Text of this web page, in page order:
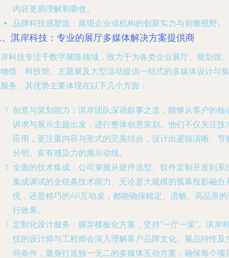
内容更易理解和吸收。
品牌科技感塑造 ：展现企业或机构的创新实力与前瞻视野。
淇岸科技：专业的展厅多媒体解决方案提供商
科技专注于数字展陈领域，致力于为各类企业展厅、规划馆、
馆、科技馆、主题展及大型活动提供一站式的多媒体设计与集
务。其优势主要体现在以下几个方面：
创意与策划能力 ：淇岸团队深谙叙事之道，能够从客户的核
诉求与展示主题出发，进行整体创意策划。他们不仅关注技
应用，更注重内容与形式的完美结合，设计出逻辑清晰、节
分明、富有感染力的展示动线。
全面的技术集成 ：公司掌握从硬件选型、软件定制开发到系
集成调试的全链条技术能力。无论是大规模的弧幕投影融合
统，还是精巧的AR互动桌，都能确保稳定、流畅、高品质
行效果。
定制化设计服务 ：摒弃模板化方案，坚持“一厅一策”。淇岸
技的设计师与工程师会深入理解客户品牌文化、展品特性及
间条件，量身打造独一无二的多媒体互动方案，确保每个项